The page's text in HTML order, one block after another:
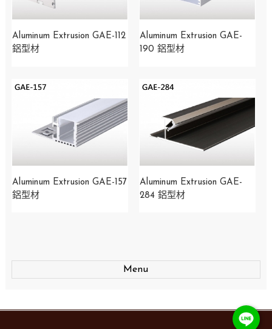
Aluminum Extrusion GAE-112
鋁型材
Aluminum Extrusion GAE-
190 鋁型材
Aluminum Extrusion GAE-157
鋁型材
Aluminum Extrusion GAE-
284 鋁型材
Menu